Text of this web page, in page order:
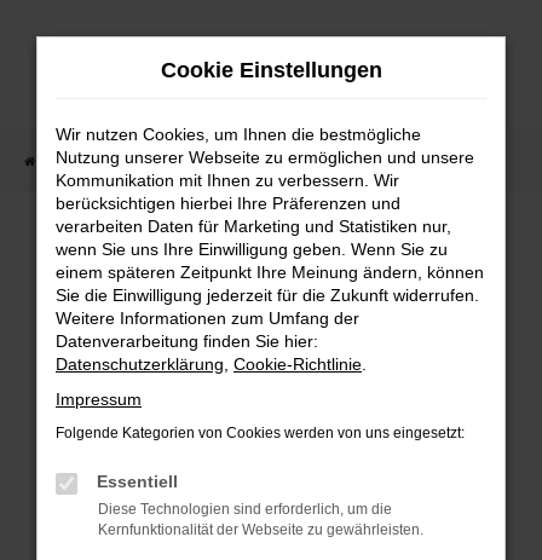
Zum
Startseite Fahrzeugangebote Fahrzeugmarkt
Fahrzeugmarkt
Fehler: Network Error
Beim Laden ist ein Fehler aufgetreten.
Hier sind ein paar Tipps, die dir helfen können:
Überprüfe deine Firewall und deine
Internetverbindung.
Cookie Einstellungen
Wir nutzen Cookies, um Ihnen die bestmögliche
Nutzung unserer Webseite zu ermöglichen und unsere
Kommunikation mit Ihnen zu verbessern. Wir
berücksichtigen hierbei Ihre Präferenzen und
verarbeiten Daten für Marketing und Statistiken nur,
wenn Sie uns Ihre Einwilligung geben. Wenn Sie zu
einem späteren Zeitpunkt Ihre Meinung ändern, können
Sie die Einwilligung jederzeit für die Zukunft widerrufen.
Weitere Informationen zum Umfang der
Datenverarbeitung finden Sie hier:
Datenschutzerklärung Cookie-Richtlinie
Impressum
Folgende Kategorien von Cookies werden von uns eingesetzt:
Essentiell
Diese Technologien sind erforderlich, um die
Kernfunktionalität der Webseite zu gewährleisten.